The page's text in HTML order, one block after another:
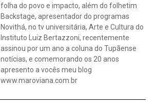
folha do povo e impacto, além do folhetim
Backstage, apresentador do programas
Novithá, no tv universitária, Arte e Cultura do
Instituto Luiz Bertazzoni, recentemente
assinou por um ano a coluna do Tupãense
notícias, e comemorando os 20 anos
apresento a vocês meu blog
www.maroviana.com.br